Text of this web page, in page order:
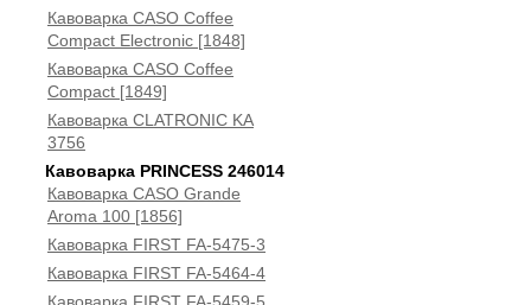
Кавоварка CASO Coffee
Compact Electronic [1848]
Кавоварка CASO Coffee
Compact [1849]
Кавоварка CLATRONIC KA
3756
Кавоварка PRINCESS 246014
Кавоварка CASO Grande
Aroma 100 [1856]
Кавоварка FIRST FA-5475-3
Кавоварка FIRST FA-5464-4